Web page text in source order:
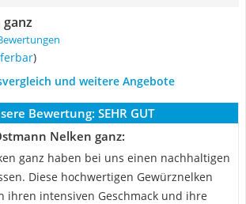
)
und weitere Angebote
Bewertung: SEHR GUT
Nelken ganz:
ganz haben bei uns einen nachhaltigen
Diese hochwertigen Gewürznelken
ihren intensiven Geschmack und ihre